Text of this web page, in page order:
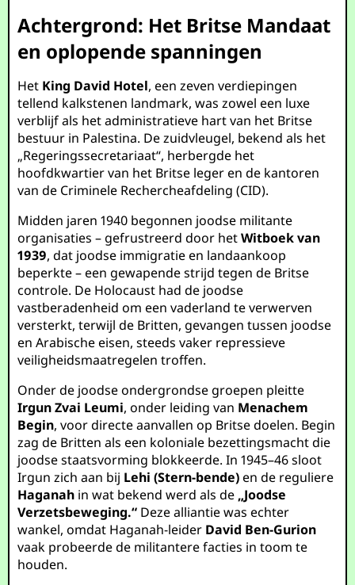
Achtergrond: Het Britse Mandaat
en oplopende spanningen
Het King David Hotel, een zeven verdiepingen
tellend kalkstenen landmark, was zowel een luxe
verblijf als het administratieve hart van het Britse
bestuur in Palestina. De zuidvleugel, bekend als het
„Regeringssecretariaat“, herbergde het
hoofdkwartier van het Britse leger en de kantoren
van de Criminele Rechercheafdeling (CID).
Midden jaren 1940 begonnen joodse militante
organisaties – gefrustreerd door hetWitboek van
1939, dat joodse immigratie en landaankoop
beperkte – een gewapende strijd tegen de Britse
controle. De Holocaust had de joodse
vastberadenheid om een vaderland te verwerven
versterkt, terwijl de Britten, gevangen tussen joodse
en Arabische eisen, steeds vaker repressieve
veiligheidsmaatregelen troffen.
Onder de joodse ondergrondse groepen pleitte
Irgun Zvai Leumi, onder leiding van Menachem
Begin, voor directe aanvallen op Britse doelen. Begin
zag de Britten als een koloniale bezettingsmacht die
joodse staatsvorming blokkeerde. In 1945–46 sloot
Irgun zich aan bij Lehi (Stern-bende)en de reguliere
Haganah in wat bekend werd als de „Joodse
Verzetsbeweging.“ Deze alliantie was echter
wankel, omdat Haganah-leider David Ben-Gurion
vaak probeerde de militantere facties in toom te
houden.